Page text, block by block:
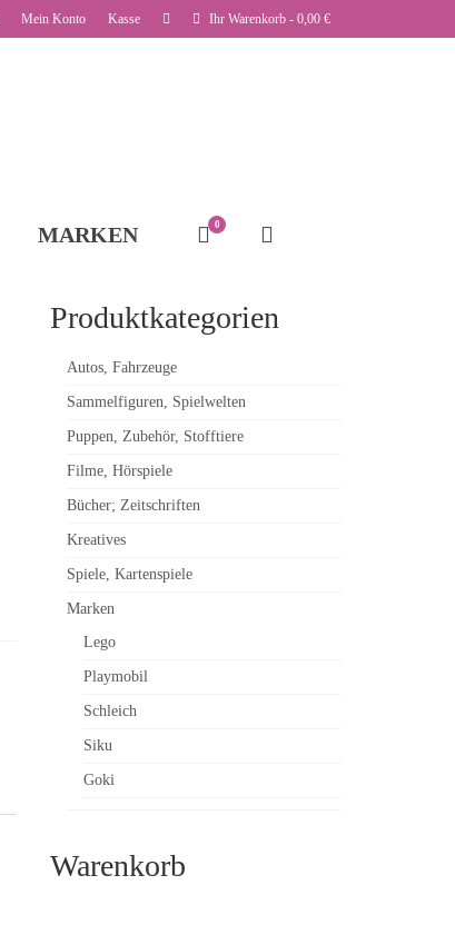
Mein Konto Kasse Ihr Warenkorb - 0,00 €
MARKEN 0
Produktkategorien
Autos, Fahrzeuge
Sammelfiguren, Spielwelten
Puppen, Zubehör, Stofftiere
Filme, Hörspiele
Bücher; Zeitschriften
Kreatives
Spiele, Kartenspiele
Marken
Lego
Playmobil
Schleich
Siku
Goki
Warenkorb